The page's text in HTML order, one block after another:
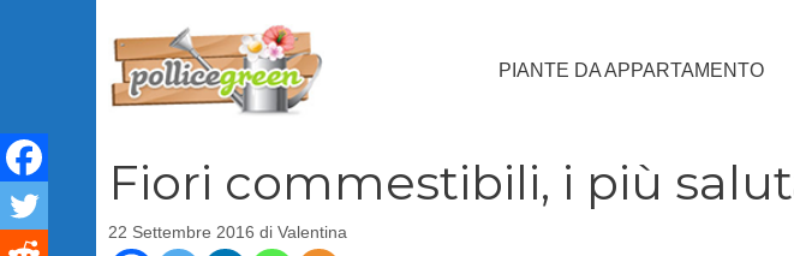
PIANTE DA APPARTAMENTO
Fiori commestibili, i più
22 Settembre 2016 di Valentina